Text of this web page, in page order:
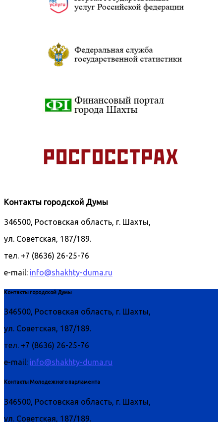
Контакты городской Думы
346500, Ростовская область, г. Шахты,
ул. Советская, 187/189.
тел. +7 (8636) 26-25-76
e-mail: info@shakhty-duma.ru
Контакты городской Думы
346500, Ростовская область, г. Шахты,
ул. Советская, 187/189.
тел. +7 (8636) 26-25-76
e-mail: info@shakhty-duma.ru
Контакты Молодежного парламента
346500, Ростовская область, г. Шахты,
ул. Советская, 187/189.